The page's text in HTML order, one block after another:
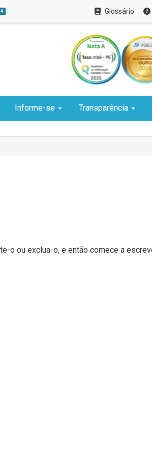
4 Glossário
Informe-se Transparência
o ou exclua-o, e então comece a